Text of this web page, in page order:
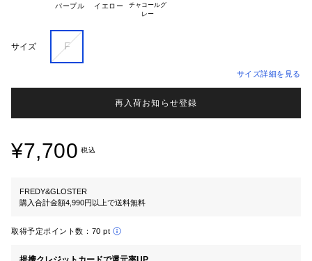
パープル イエロー
チャコールグ
サイズ F
サイズ詳細を見る
再入荷お知らせ登録
¥7,700 税込
FREDY&GLOSTER
購入合計金額4,990円以上で送料無料
取得予定ポイント数： 70 pt